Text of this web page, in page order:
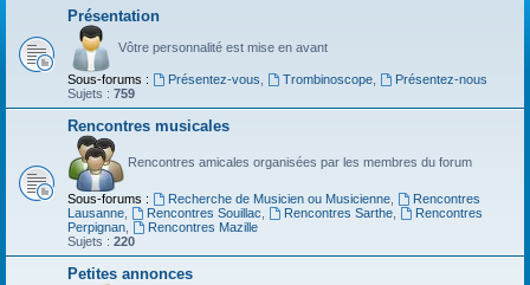
Présentation
Vôtre personnalité est mise en avant
Sous-forums : Présentez-vous Trombinoscope,
Présentez-nous
Sujets : 759
Rencontres musicales
Rencontres amicales organisées par les membres du forum
Sous-forums : Recherche de Musicien ou Musicienne,
Rencontres
Lausanne
Rencontres Souillac Rencontres Sarthe,
Rencontres
Perpignan
Rencontres Mazille
Sujets : 220
Petites annonces